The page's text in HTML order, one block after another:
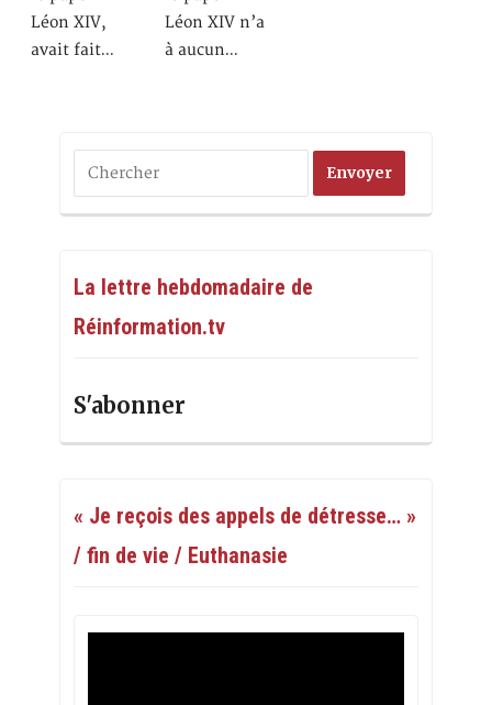
Léon XIV,
avait fait…
Léon XIV n’a
à aucun…
La lettre hebdomadaire de
Réinformation.tv
S'abonner
« Je reçois des appels de détresse… »
/ fin de vie / Euthanasie